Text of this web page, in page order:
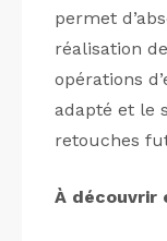
permet
réalisation
opérations
adapté et le
retouches
À découvrir